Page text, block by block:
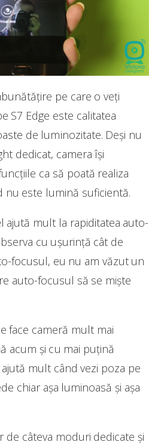
pe care o veți
S7 Edge este calitatea
de luminozitate. Deși nu
dedicat, camera își
ca să poată realiza
nu este lumină suficientă.
ajută mult la rapiditatea auto-
cu ușurință cât de
focusul, eu nu am văzut un
auto-focusul să se miște
face cameră mult mai
acum și cu mai puțină
mult când vezi poza pe
chiar așa luminoasă și așa
de câteva moduri dedicate și